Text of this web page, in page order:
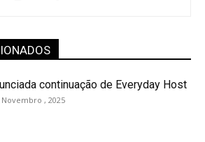
continuação de Everyday Host
Novembro , 2025